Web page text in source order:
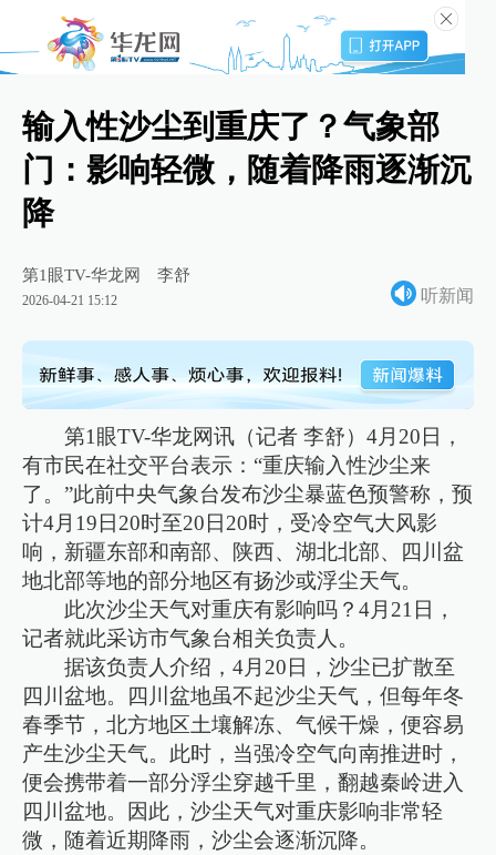
输入性沙尘到重庆了？气象部
门：影响轻微，随着降雨逐渐沉
降
第1眼TV-华龙网 李舒
2026-04-21 15:12 听新闻
第1眼TV-华龙网讯（记者 李舒）4月20日，
有市民在社交平台表示：“重庆输入性沙尘来
了。”此前中央气象台发布沙尘暴蓝色预警称，预
计4月19日20时至20日20时，受冷空气大风影
响，新疆东部和南部、陕西、湖北北部、四川盆
地北部等地的部分地区有扬沙或浮尘天气。
此次沙尘天气对重庆有影响吗？4月21日，
记者就此采访市气象台相关负责人。
据该负责人介绍，4月20日，沙尘已扩散至
四川盆地。四川盆地虽不起沙尘天气，但每年冬
春季节，北方地区土壤解冻、气候干燥，便容易
产生沙尘天气。此时，当强冷空气向南推进时，
便会携带着一部分浮尘穿越千里，翻越秦岭进入
四川盆地。因此，沙尘天气对重庆影响非常轻
微，随着近期降雨，沙尘会逐渐沉降。